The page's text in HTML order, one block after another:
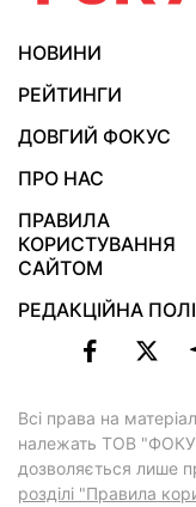
НОВИНИ
РЕЙТИНГИ
ДОВГИЙ ФОКУС
ПРО НАС
ПРАВИЛА
КОРИСТУВАННЯ
САЙТОМ
РЕДАКЦІЙНА
Всі права на
належать ТОВ
дозволяється лише
розділі "Правила